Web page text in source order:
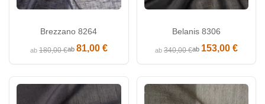
Brezzano 8264
ab180,00 €ab 81,00 €
Belanis 8306
ab340,00 €ab 153,00 €